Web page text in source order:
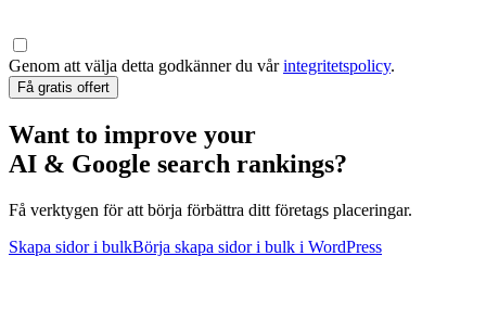
Genom att välja detta godkänner du vår integritetspolicy.
Få gratis offert
Want to improve your
AI & Google search rankings?
Få verktygen för att börja förbättra ditt företags placeringar.
Skapa sidor i bulkBörja skapa sidor i bulk i WordPress